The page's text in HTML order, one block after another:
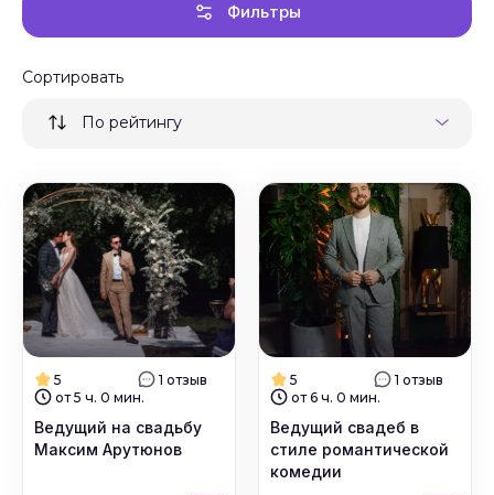
Ведущие на мероприятие
Фильтры
Сортировать
По рейтингу
5
1 отзыв
от 5 ч. 0 мин.
Ведущий на свадьбу
Максим Арутюнов
5
1 отзыв
от 6 ч. 0 мин.
Ведущий свадеб в
стиле романтической
комедии